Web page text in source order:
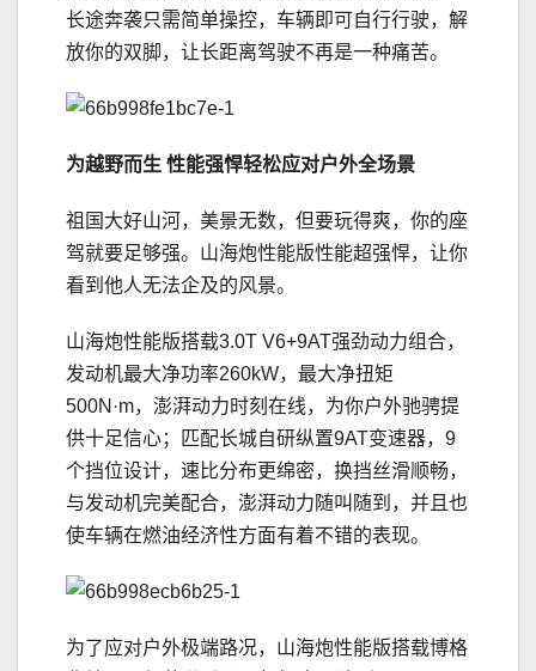
长途奔袭只需简单操控，车辆即可自行行驶，解
放你的双脚，让长距离驾驶不再是一种痛苦。
为越野而生 性能强悍轻松应对户外全场景
祖国大好山河，美景无数，但要玩得爽，你的座
驾就要足够强。山海炮性能版性能超强悍，让你
看到他人无法企及的风景。
山海炮性能版搭载3.0T V6+9AT强劲动力组合，
发动机最大净功率260kW，最大净扭矩
500N·m，澎湃动力时刻在线，为你户外驰骋提
供十足信心；匹配长城自研纵置9AT变速器，9
个挡位设计，速比分布更绵密，换挡丝滑顺畅，
与发动机完美配合，澎湃动力随叫随到，并且也
使车辆在燃油经济性方面有着不错的表现。
为了应对户外极端路况，山海炮性能版搭载博格